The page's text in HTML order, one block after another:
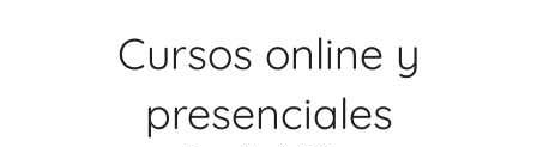
Cursos online y
presenciales